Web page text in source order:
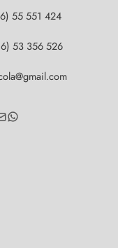
55 551 424
53 356 526